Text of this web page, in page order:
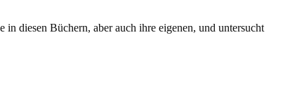
diesen Büchern, aber auch ihre eigenen, und untersucht